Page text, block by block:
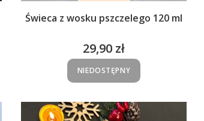
Świeca z wosku pszczelego 120 ml
Cena
29,90 zł
NIEDOSTĘPNY